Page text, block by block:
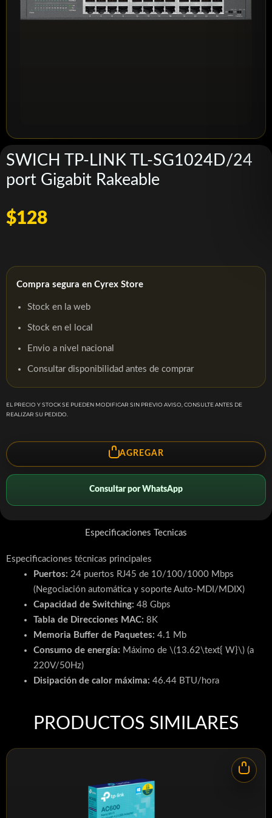
SWICH TP-LINK TL-SG1024D/24
port Gigabit Rakeable
$128
Compra segura en Cyrex Store
Stock en la web
Stock en el local
Envio a nivel nacional
Consultar disponibilidad antes de comprar
EL PRECIO Y STOCK SE PUEDEN MODIFICAR SIN PREVIO AVISO, CONSULTE ANTES DE
REALIZAR SU PEDIDO.
AGREGAR
Consultar por WhatsApp
Especificaciones Tecnicas
Especificaciones técnicas principales
Puertos: 24 puertos RJ45 de 10/100/1000 Mbps
(Negociación automática y soporte Auto-MDI/MDIX)
Capacidad de Switching: 48 Gbps
Tabla de Direcciones MAC: 8K
Memoria Buffer de Paquetes: 4.1 Mb
Consumo de energía: Máximo de \(13.62\text{ W}\) (a
220V/50Hz)
Disipación de calor máxima: 46.44 BTU/hora
Material: Carcasa metálica
PRODUCTOS SIMILARES